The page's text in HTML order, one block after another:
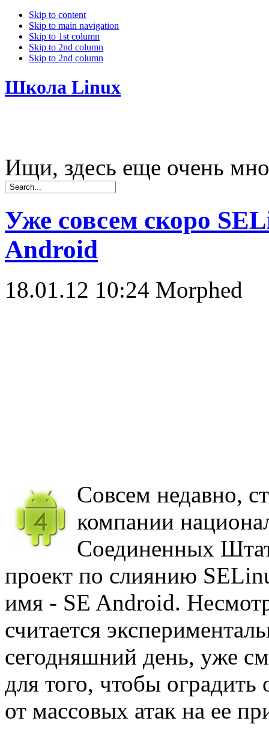
Skip to content
Skip to main navigation
Skip to 1st column
Skip to 2nd column
Skip to 2nd column
Школа Linux
Ищи, здесь еще очень
Уже совсем скоро
Android
18.01.12 10:24 Morphed
Совсем недавно,
компании
Соединенных
проект по слиянию
имя - SE Android.
считается
сегодняшний день, уже
для того, чтобы
от массовых атак на ее